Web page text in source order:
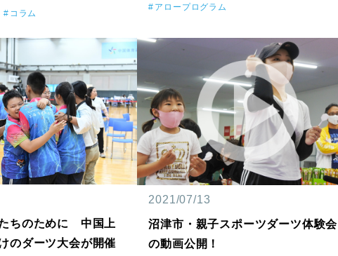
コラム
アロープログラム
ちのために 中国上
のダーツ大会が開催
2021/07/13
沼津市・親子スポーツダーツ体験会
の動画公開！